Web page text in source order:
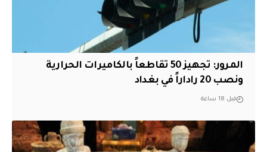
المرور: تجهيز 50 تقاطعاً بالكاميرات الحرارية
ونصب 20 راداراً في بغداد
قبل 18 ساعة